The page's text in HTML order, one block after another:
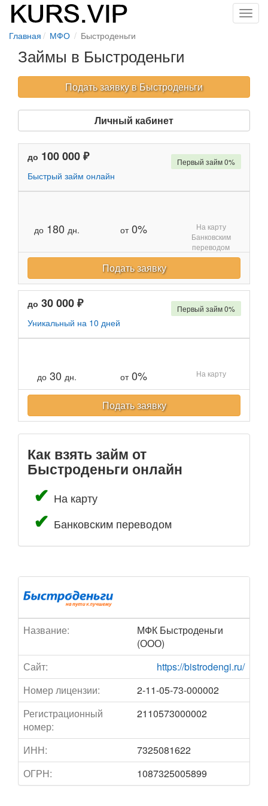
Главная МФО Быстроденьги
Займы в Быстроденьги
Подать заявку в Быстроденьги
Личный кабинет
до 100 000 ₽
Быстрый займ онлайн
до 180 дн. от0%
Первый займ 0%
На карту
Банковским
переводом
Подать заявку
до 30 000 ₽
Уникальный на 10 дней
до 30 дн. от0%
Первый займ 0%
На карту
Подать заявку
Как взять займ от
Быстроденьги онлайн
На карту
Банковским переводом
Название:
МФК Быстроденьги
(ООО)
Сайт:
https://bistrodengi.ru/
Номер лицензии:
2-11-05-73-000002
Регистрационный
номер:
2110573000002
ИНН:
7325081622
ОГРН:
1087325005899